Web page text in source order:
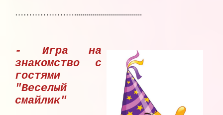
…………………..................................
- Игра на
знакомство с
гостями
"Веселый
смайлик"